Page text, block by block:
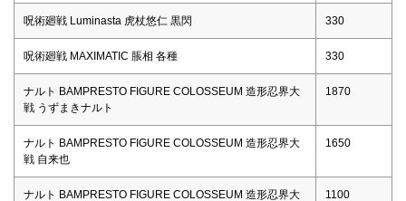
呪術廻戦 Luminasta 虎杖悠仁 黒閃 330
呪術廻戦 MAXIMATIC 脹相 各種 330
ナルト BAMPRESTO FIGURE COLOSSEUM 造形忍界大
戦 うずまきナルト
1870
ナルト BAMPRESTO FIGURE COLOSSEUM 造形忍界大
戦 自来也
1650
ナルト BAMPRESTO FIGURE COLOSSEUM 造形忍界大 1100